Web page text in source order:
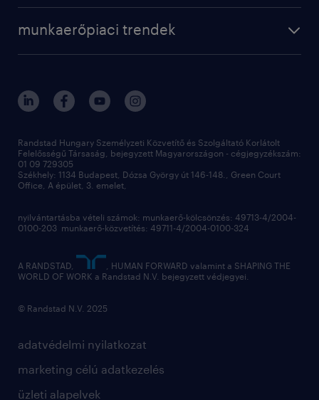
munkaerőpiaci trendek
adatvédelmi nyilatkozat
marketing célú adatkezelés
üzleti alapelvek
Randstad Hungary Személyzeti Közvetítő és Szolgáltató Korlátolt
Felelősségű Társaság, bejegyzett Magyarországon - cégjegyzékszám:
01 09 729305
Székhely: 1134 Budapest, Dózsa György út 146-148., Green Court
Office, A épület, 3. emelet,
nyilvántartásba vételi számok: munkaerő-kölcsönzés: 49713-4/2004-
0100-203 munkaerő-közvetítés: 49711-4/2004-0100-324
A RANDSTAD,
, HUMAN FORWARD valamint a SHAPING THE
WORLD OF WORK a Randstad N.V. bejegyzett védjegyei.
© Randstad N.V. 2025